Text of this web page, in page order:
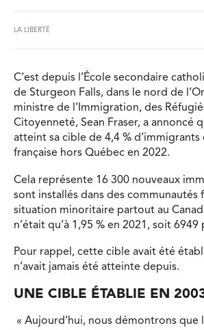
LA LIBERTÉ
C’est depuis l’École secondaire
de Sturgeon Falls, dans le nord de
ministre de l’Immigration, des
Citoyenneté, Sean Fraser, a annoncé
atteint sa cible de 4,4 % d’immigrants
française hors Québec en 2022.
Cela représente 16 300 nouveaux
sont installés dans des communautés
situation minoritaire partout au
n’était qu’à 1,95 % en 2021, soit 6949
Pour rappel, cette cible avait été
n’avait jamais été atteinte depuis.
UNE CIBLE ÉTABLIE EN
« Aujourd’hui, nous démontrons que